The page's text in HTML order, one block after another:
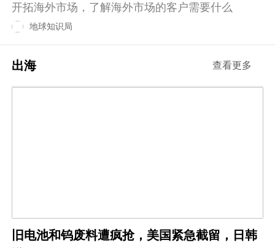
开拓海外市场，了解海外市场的客户需要什么
地球知识局
出海 查看更多
旧电池和钨废料遭疯抢，美国紧急截留，日韩